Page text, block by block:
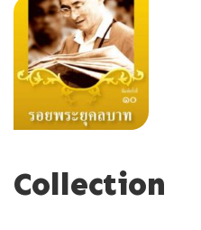
Collection